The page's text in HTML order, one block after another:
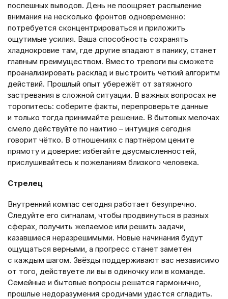
поспешных выводов. День не поощряет распыление
внимания на несколько фронтов одновременно:
потребуется сконцентрироваться и приложить
ощутимые усилия. Ваша способность сохранять
хладнокровие там, где другие впадают в панику, станет
главным преимуществом. Вместо тревоги вы сможете
проанализировать расклад и выстроить чёткий алгоритм
действий. Прошлый опыт убережёт от затяжного
застревания в сложной ситуации. В важных вопросах не
торопитесь: соберите факты, перепроверьте данные
и только тогда принимайте решение. В бытовых мелочах
смело действуйте по наитию – интуиция сегодня
говорит чётко. В отношениях с партнёром цените
прямоту и доверие: избегайте двусмысленностей,
прислушивайтесь к пожеланиям близкого человека.
Стрелец
Внутренний компас сегодня работает безупречно.
Следуйте его сигналам, чтобы продвинуться в разных
сферах, получить желаемое или решить задачи,
казавшиеся неразрешимыми. Новые начинания будут
ощущаться верными, а прогресс станет заметен
с каждым шагом. Звёзды поддерживают вас независимо
от того, действуете ли вы в одиночку или в команде.
Семейные и бытовые вопросы решатся гармонично,
прошлые недоразумения сродичами удастся сгладить.